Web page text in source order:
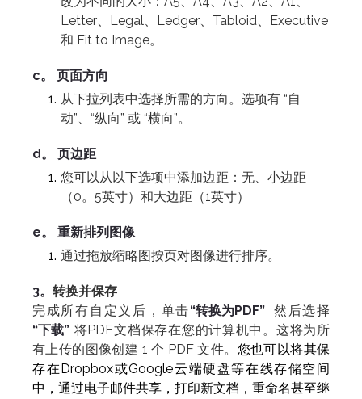
Letter、Legal、Ledger、Tabloid、Executive
和 Fit to Image。
c。 页面方向
从下拉列表中选择所需的方向。选项有 “自
动”、“纵向” 或 “横向”。
d。 页边距
您可以从以下选项中添加边距：无、小边距
（0。5英寸）和大边距（1英寸）
e。 重新排列图像
通过拖放缩略图按页对图像进行排序。
3。 转换并保存
完成所有自定义后，单击“转换为PDF” 然后选择
“下载” 将PDF文档保存在您的计算机中。这将为所
有上传的图像创建 1 个 PDF 文件。 您也可以将其保
存在Dropbox或Google云端硬盘等在线存储空间
中，通过电子邮件共享，打印新文档，重命名甚至继